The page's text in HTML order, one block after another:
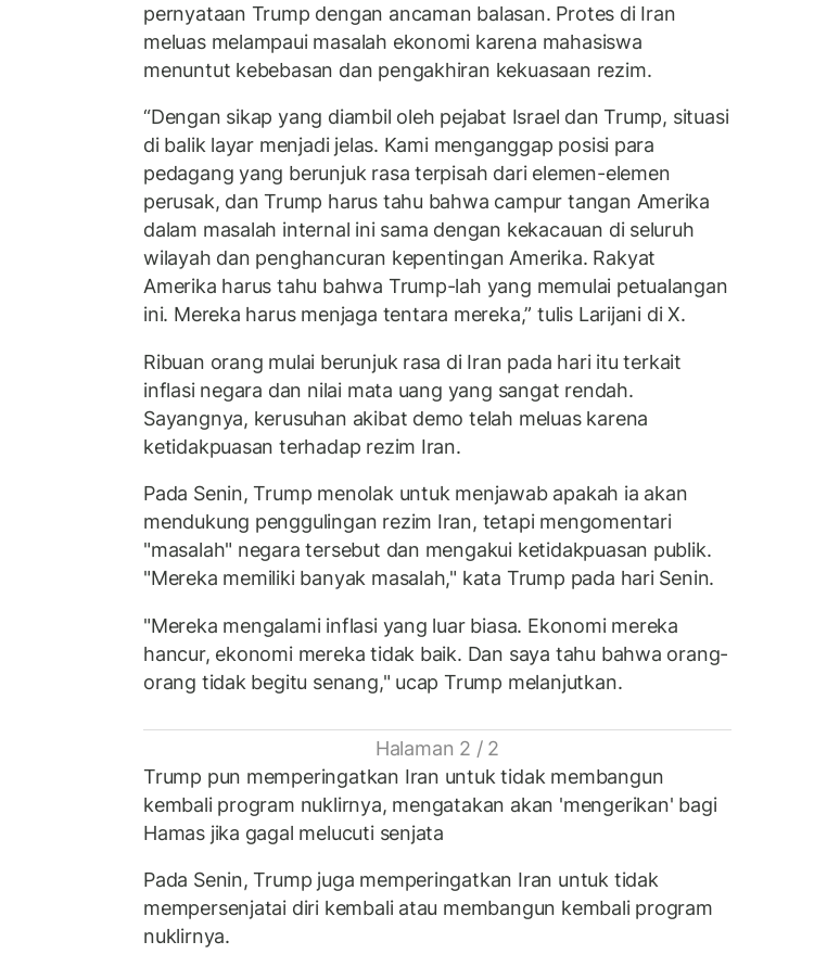
pernyataan Trump dengan ancaman balasan. Protes di Iran
meluas melampaui masalah ekonomi karena mahasiswa
menuntut kebebasan dan pengakhiran kekuasaan rezim.
“Dengan sikap yang diambil oleh pejabat Israel dan Trump, situasi
di balik layar menjadi jelas. Kami menganggap posisi para
pedagang yang berunjuk rasa terpisah dari elemen-elemen
perusak, dan Trump harus tahu bahwa campur tangan Amerika
dalam masalah internal ini sama dengan kekacauan di seluruh
wilayah dan penghancuran kepentingan Amerika. Rakyat
Amerika harus tahu bahwa Trump-lah yang memulai petualangan
ini. Mereka harus menjaga tentara mereka,” tulis Larijani di X.
Ribuan orang mulai berunjuk rasa di Iran pada hari itu terkait
inflasi negara dan nilai mata uang yang sangat rendah.
Sayangnya, kerusuhan akibat demo telah meluas karena
ketidakpuasan terhadap rezim Iran.
Pada Senin, Trump menolak untuk menjawab apakah ia akan
mendukung penggulingan rezim Iran, tetapi mengomentari
"masalah" negara tersebut dan mengakui ketidakpuasan publik.
"Mereka memiliki banyak masalah," kata Trump pada hari Senin.
"Mereka mengalami inflasi yang luar biasa. Ekonomi mereka
hancur, ekonomi mereka tidak baik. Dan saya tahu bahwa orang-
orang tidak begitu senang," ucap Trump melanjutkan.
Halaman 2 / 2
Trump pun memperingatkan Iran untuk tidak membangun
kembali program nuklirnya, mengatakan akan 'mengerikan' bagi
Hamas jika gagal melucuti senjata
Pada Senin, Trump juga memperingatkan Iran untuk tidak
mempersenjatai diri kembali atau membangun kembali program
nuklirnya.